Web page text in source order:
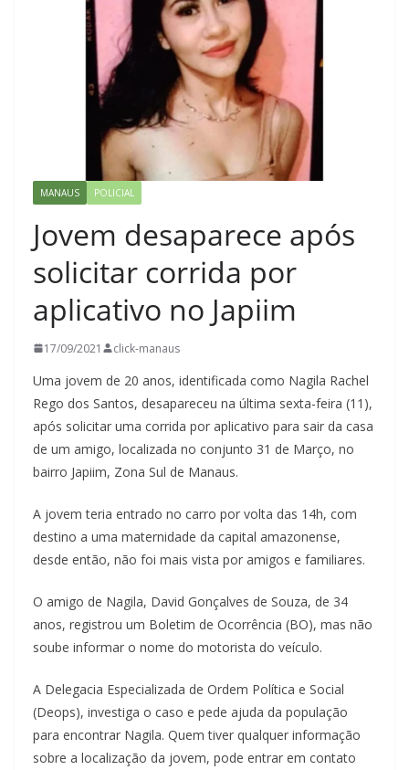
MANAUS POLICIAL
Jovem desaparece após
solicitar corrida por
aplicativo no Japiim
17/09/2021 click-manaus
Uma jovem de 20 anos, identificada como Nagila Rachel
Rego dos Santos, desapareceu na última sexta-feira (11),
após solicitar uma corrida por aplicativo para sair da casa
de um amigo, localizada no conjunto 31 de Março, no
bairro Japiim, Zona Sul de Manaus.
A jovem teria entrado no carro por volta das 14h, com
destino a uma maternidade da capital amazonense,
desde então, não foi mais vista por amigos e familiares.
O amigo de Nagila, David Gonçalves de Souza, de 34
anos, registrou um Boletim de Ocorrência (BO), mas não
soube informar o nome do motorista do veículo.
A Delegacia Especializada de Ordem Política e Social
(Deops), investiga o caso e pede ajuda da população
para encontrar Nagila. Quem tiver qualquer informação
sobre a localização da jovem, pode entrar em contato